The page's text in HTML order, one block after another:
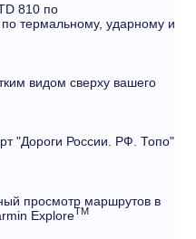
810 по
термальному, ударному и
видом сверху вашего
"Дороги России. РФ. Топо"
просмотр маршрутов в
ExploreTM